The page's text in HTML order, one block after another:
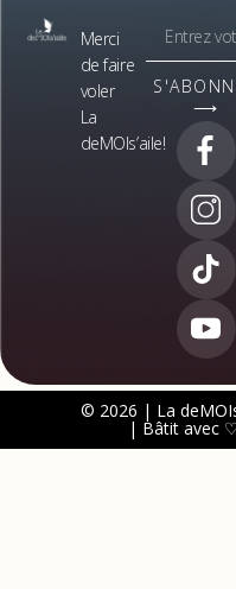
Merci
de faire
voler
La
deMOIs’aile!
⟶
© 2026 | La
| Bâtit avec